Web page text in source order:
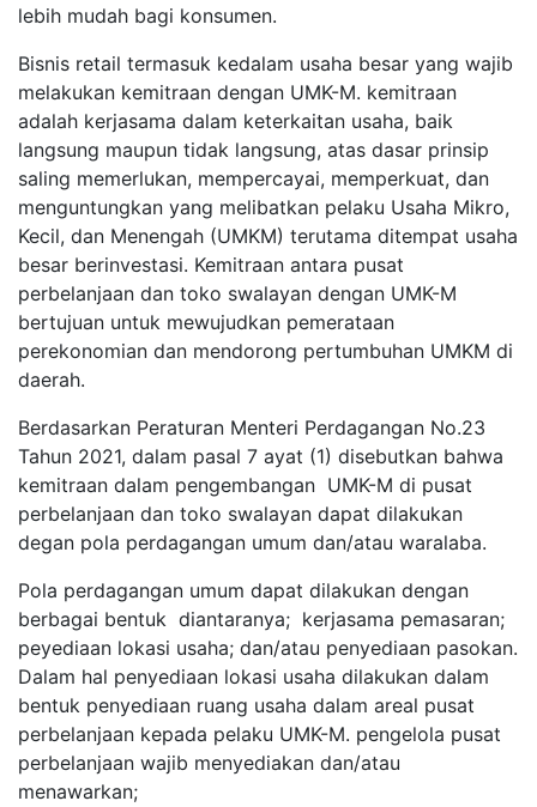
lebih mudah bagi konsumen.
Bisnis retail termasuk kedalam usaha besar yang wajib
melakukan kemitraan dengan UMK-M. kemitraan
adalah kerjasama dalam keterkaitan usaha, baik
langsung maupun tidak langsung, atas dasar prinsip
saling memerlukan, mempercayai, memperkuat, dan
menguntungkan yang melibatkan pelaku Usaha Mikro,
Kecil, dan Menengah (UMKM) terutama ditempat usaha
besar berinvestasi. Kemitraan antara pusat
perbelanjaan dan toko swalayan dengan UMK-M
bertujuan untuk mewujudkan pemerataan
perekonomian dan mendorong pertumbuhan UMKM di
daerah.
Berdasarkan Peraturan Menteri Perdagangan No.23
Tahun 2021, dalam pasal 7 ayat (1) disebutkan bahwa
kemitraan dalam pengembangan UMK-M di pusat
perbelanjaan dan toko swalayan dapat dilakukan
degan pola perdagangan umum dan/atau waralaba.
Pola perdagangan umum dapat dilakukan dengan
berbagai bentuk diantaranya; kerjasama pemasaran;
peyediaan lokasi usaha; dan/atau penyediaan pasokan.
Dalam hal penyediaan lokasi usaha dilakukan dalam
bentuk penyediaan ruang usaha dalam areal pusat
perbelanjaan kepada pelaku UMK-M. pengelola pusat
perbelanjaan wajib menyediakan dan/atau
menawarkan;